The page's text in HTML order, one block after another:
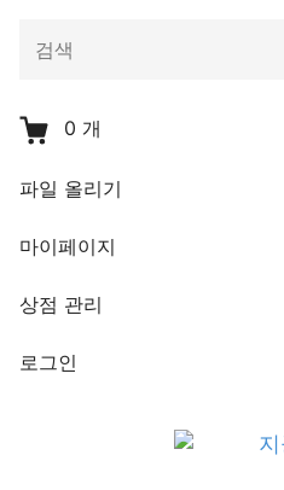
음
검
색:
0 개
파일 올리기
마이페이지
상점 관리
로그인